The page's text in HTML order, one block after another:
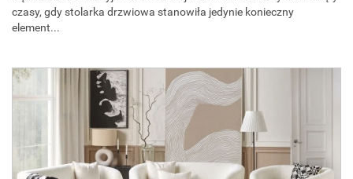
czasy, gdy stolarka drzwiowa stanowiła jedynie konieczny
element...